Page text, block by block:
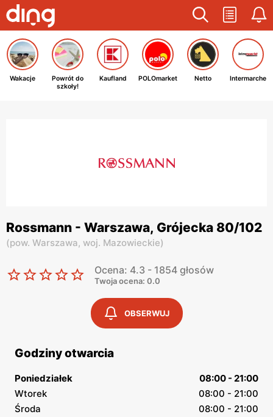
Wakacje
Powrót do
szkoły!
Kaufland POLOmarket Netto Intermarche
Rossmann - Warszawa, Grójecka 80/102
(pow. Warszawa, woj. Mazowieckie)
Ocena: 4.3 - 1854 głosów
Twoja ocena: 0.0
OBSERWUJ
Godziny otwarcia
Poniedziałek
08:00 - 21:00
Wtorek
08:00 - 21:00
Środa
08:00 - 21:00